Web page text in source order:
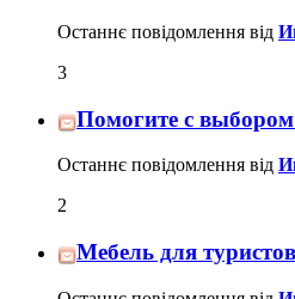
Останнє повідомлення від
3
Помогите с
Останнє повідомлення від
2
Мебель для туристов